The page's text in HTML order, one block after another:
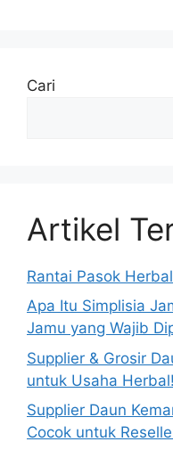
Cari
Artikel
Rantai Pasok
Apa Itu Simplisia
Jamu yang Wajib
Supplier & Grosir
untuk Usaha Herbal!
Supplier Daun
Cocok untuk